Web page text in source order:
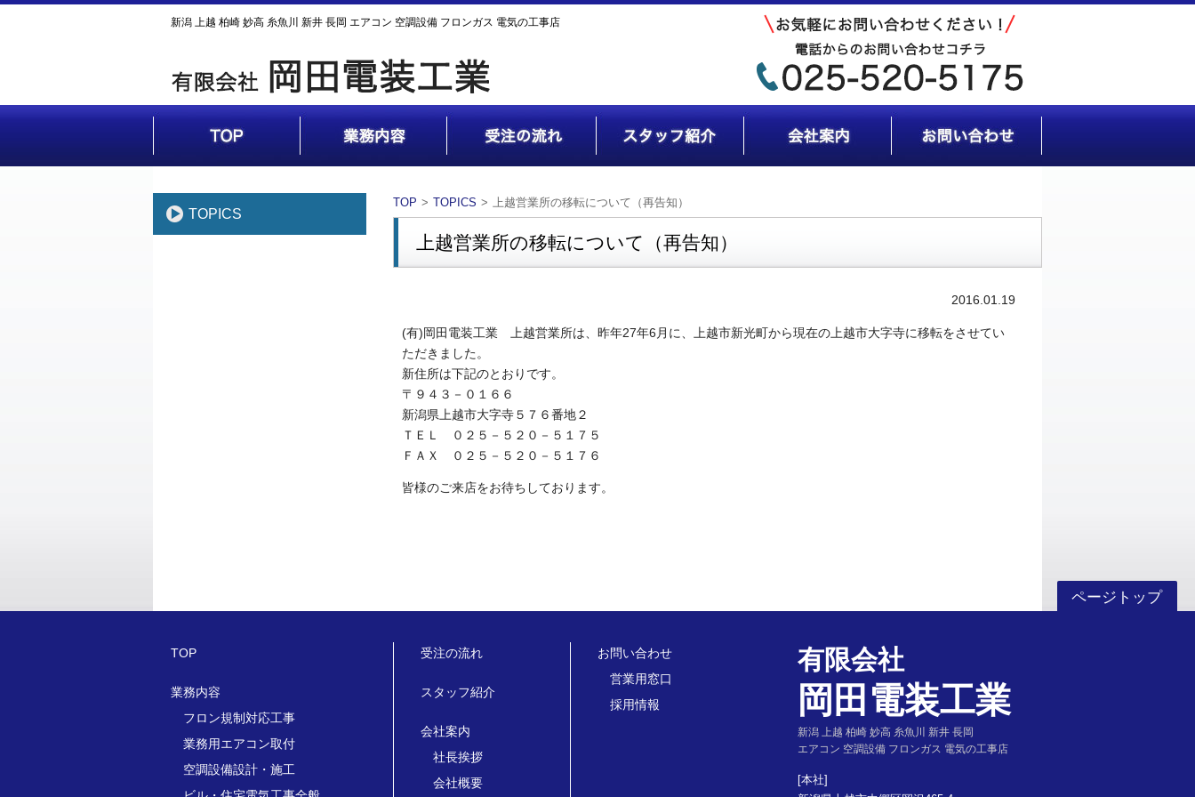
新潟 上越 柏崎 妙高 糸魚川 新井 長岡 エアコン 空調設備 フロンガス 電気の工事店
TOPICS
TOP TOPICS 上越営業所の移転について（再告知）
上越営業所の移転について（再告知）
2016.01.19
(有)岡田電装工業 上越営業所は、昨年27年6月に、上越市新光町から現在の上越市大字寺に移転をさせてい
ただきました。
新住所は下記のとおりです。
〒９４３－０１６６
新潟県上越市大字寺５７６番地２
ＴＥＬ ０２５－５２０－５１７５
ＦＡＸ ０２５－５２０－５１７６
皆様のご来店をお待ちしております。
ページトップ
TOP
業務内容
フロン規制対応工事
業務用エアコン取付
空調設備設計・施工
受注の流れ
スタッフ紹介
会社案内
社長挨拶
会社概要
お問い合わせ
営業用窓口
採用情報
有限会社
岡田電装工業
新潟 上越 柏崎 妙高 糸魚川 新井 長岡
エアコン 空調設備 フロンガス 電気の工事店
[本社]